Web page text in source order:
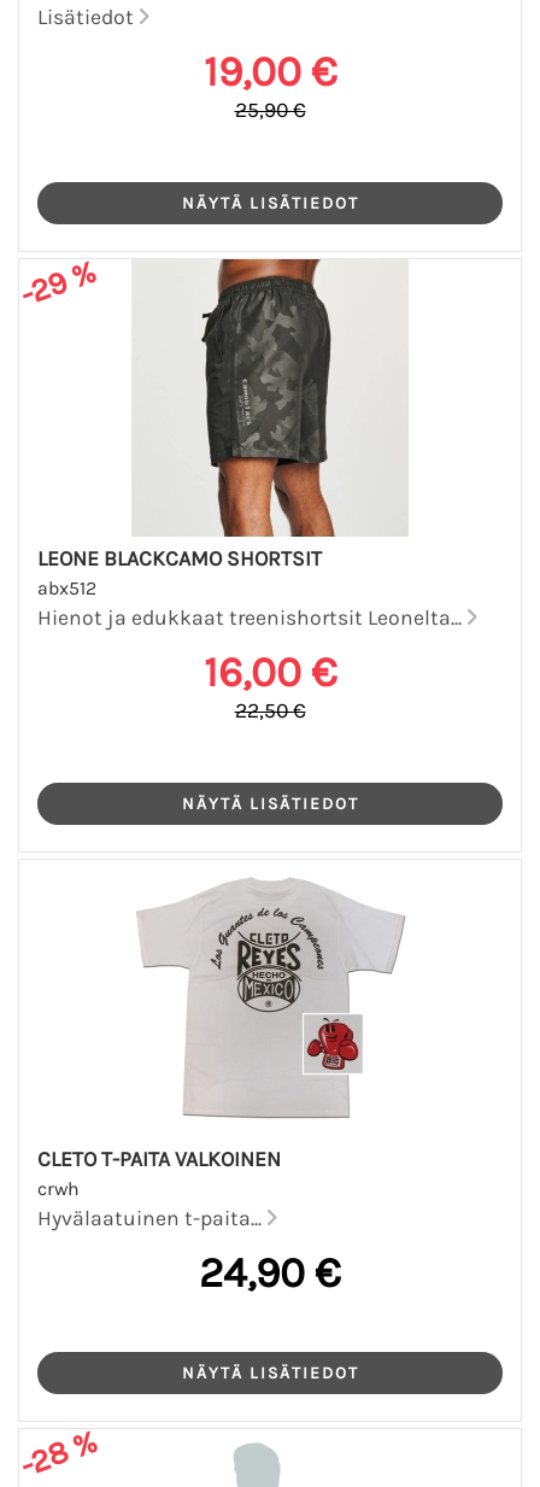
Lisätiedot
19,00 €
25,90 €
-29 %
LEONE BLACKCAMO SHORTSIT
abx512
Hienot ja edukkaat treenishortsit Leonelta...
16,00 €
22,50 €
CLETO T-PAITA VALKOINEN
crwh
Hyvälaatuinen t-paita...
24,90 €
-28 %